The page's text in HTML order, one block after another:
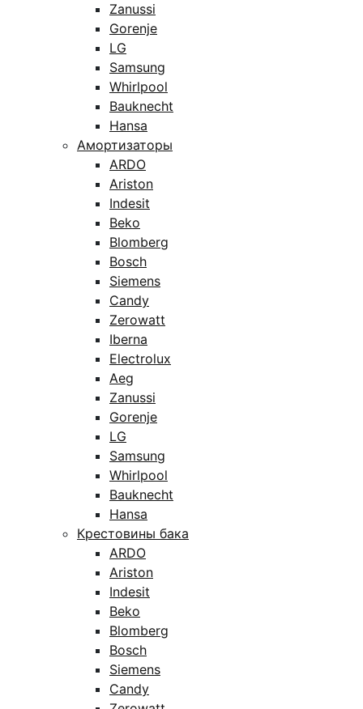
Zanussi
Gorenje
LG
Samsung
Whirlpool
Bauknecht
Hansa
Амортизаторы
ARDO
Ariston
Indesit
Beko
Blomberg
Bosch
Siemens
Candy
Zerowatt
Iberna
Electrolux
Aeg
Zanussi
Gorenje
LG
Samsung
Whirlpool
Bauknecht
Hansa
Крестовины бака
ARDO
Ariston
Indesit
Beko
Blomberg
Bosch
Siemens
Candy